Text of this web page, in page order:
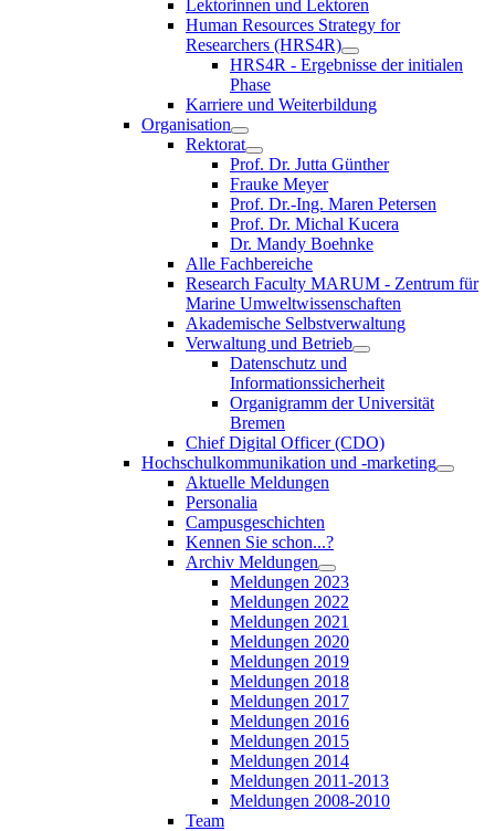
Lektorinnen und Lektoren
Human Resources Strategy for
Researchers (HRS4R)
HRS4R - Ergebnisse der initialen
Phase
Karriere und Weiterbildung
Organisation
Rektorat
Prof. Dr. Jutta Günther
Frauke Meyer
Prof. Dr.-Ing. Maren Petersen
Prof. Dr. Michal Kucera
Dr. Mandy Boehnke
Alle Fachbereiche
Research Faculty MARUM - Zentrum für
Marine Umweltwissenschaften
Akademische Selbstverwaltung
Verwaltung und Betrieb
Datenschutz und
Informationssicherheit
Organigramm der Universität
Bremen
Chief Digital Officer (CDO)
Hochschulkommunikation und -marketing
Aktuelle Meldungen
Personalia
Campusgeschichten
Kennen Sie schon...?
Archiv Meldungen
Meldungen 2023
Meldungen 2022
Meldungen 2021
Meldungen 2020
Meldungen 2019
Meldungen 2018
Meldungen 2017
Meldungen 2016
Meldungen 2015
Meldungen 2014
Meldungen 2011-2013
Meldungen 2008-2010
Team